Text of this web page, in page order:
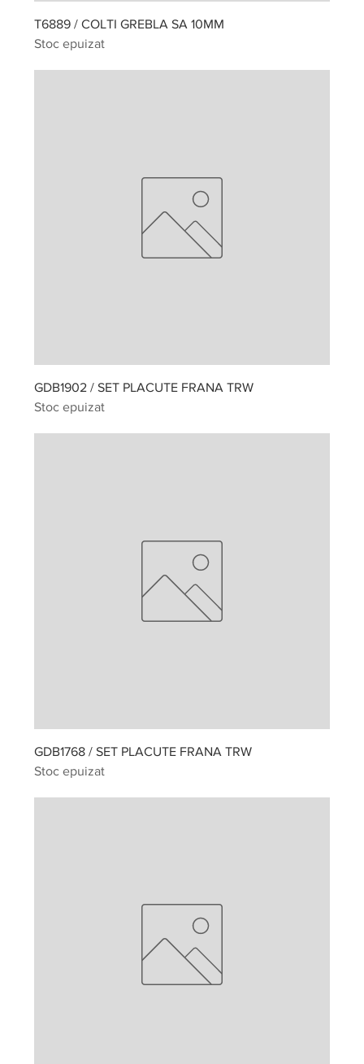
T6889 / COLTI GREBLA SA 10MM
Stoc epuizat
GDB1902 / SET PLACUTE FRANA TRW
Stoc epuizat
GDB1768 / SET PLACUTE FRANA TRW
Stoc epuizat